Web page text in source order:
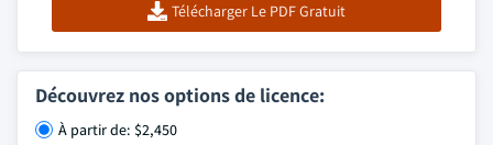
Télécharger Le PDF Gratuit
Découvrez nos options de licence:
À partir de: $2,450